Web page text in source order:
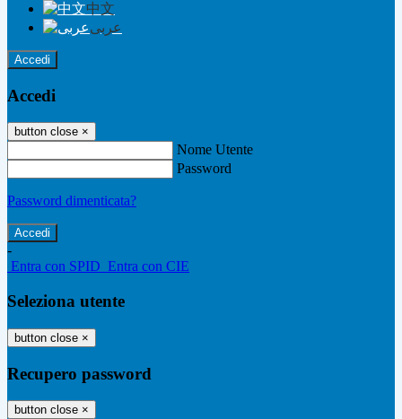
中文
عربى
Accedi
Accedi
button close ×
Nome Utente
Password
Password dimenticata?
-
Entra con SPID Entra con CIE
Seleziona utente
button close ×
Recupero password
button close ×